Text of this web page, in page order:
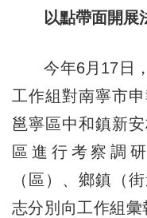
以點帶面開展
今年6月17日，
工作組對南寧市
邕寧區中和鎮新
區進行考察調
（區）、鄉鎮（
志分別向工作組